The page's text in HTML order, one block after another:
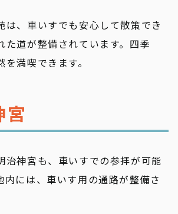
は、車いすでも安心して散策でき
た道が整備されています。四季
満喫できます。
治神宮も、車いすでの参拝が可能
内には、車いす用の通路が整備さ